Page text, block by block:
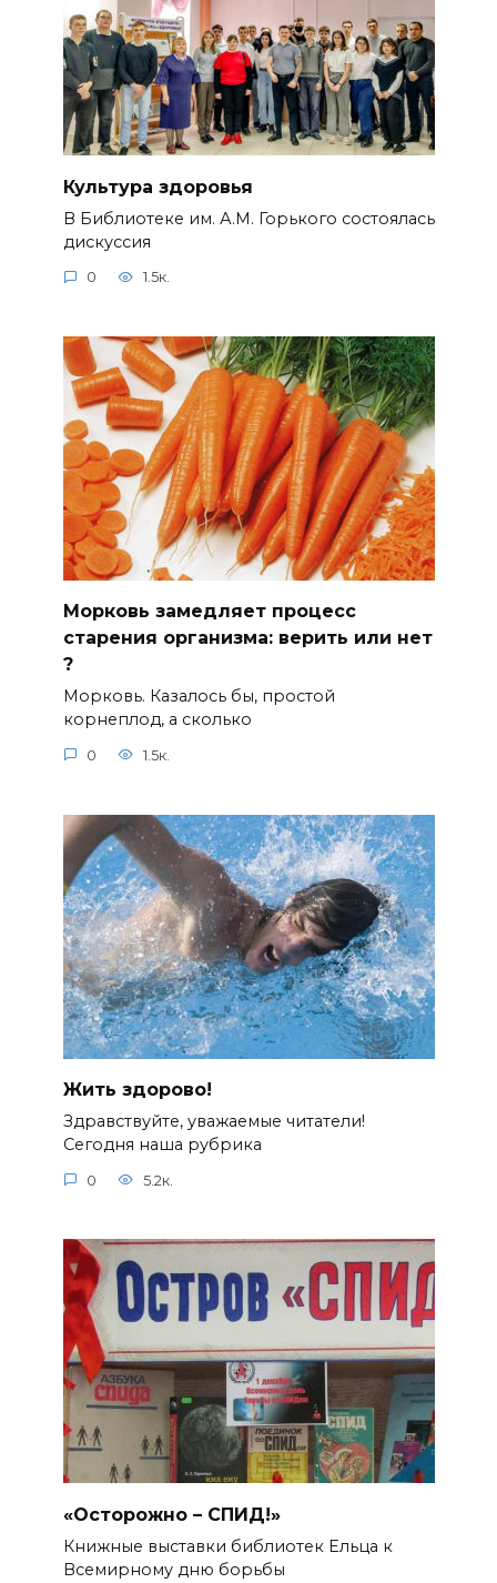
Культура здоровья
В Библиотеке им. А.М. Горького состоялась
дискуссия
0 1.5к.
Морковь замедляет процесс
старения организма: верить или нет
?⠀
Морковь. Казалось бы, простой
корнеплод, а сколько
0 1.5к.
Жить здорово!
Здравствуйте, уважаемые читатели!
Сегодня наша рубрика
0 5.2к.
«Осторожно – СПИД!»
Книжные выставки библиотек Ельца к
Всемирному дню борьбы